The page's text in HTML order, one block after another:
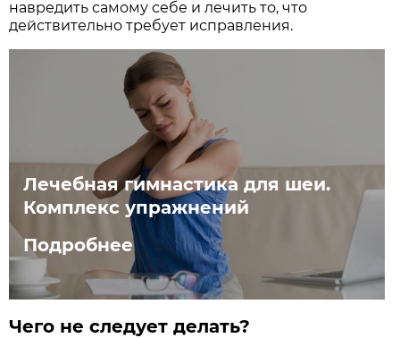
навредить самому себе и лечить то, что
действительно требует исправления.
Лечебная гимнастика для шеи.
Комплекс упражнений
Подробнее
Чего не следует делать?